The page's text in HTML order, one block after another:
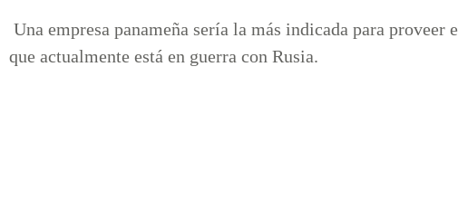
Una empresa panameña sería la más indicada para
que actualmente está en guerra con Rusia.